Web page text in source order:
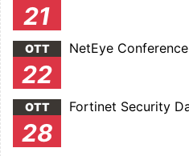
21
OTT
22
NetEye
OTT
28
Fortinet Security